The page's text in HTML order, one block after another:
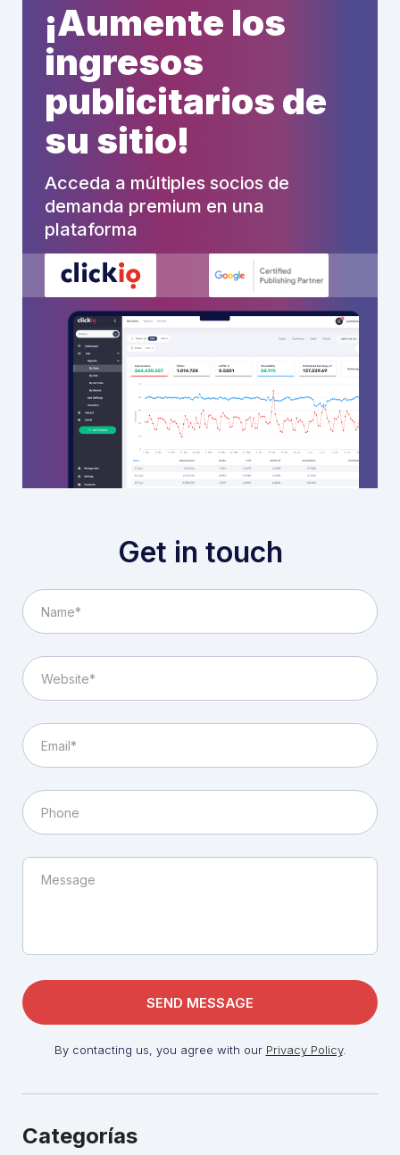
¡Aumente los
ingresos
publicitarios de
su sitio!
Acceda a múltiples socios de
demanda premium en una
plataforma
Get in touch
By contacting us, you agree with our Privacy Policy.
Categorías